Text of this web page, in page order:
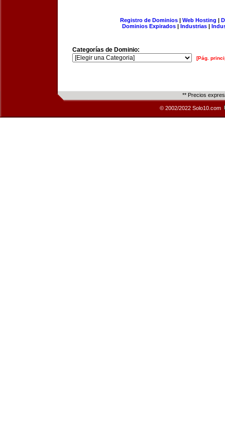
Registro de Dominios| Web Hosting |
Dominios Expirados | Industrias |
Categorías de Dominio:
[Pág.
** Precios
© 2002/2022 Solo10.com